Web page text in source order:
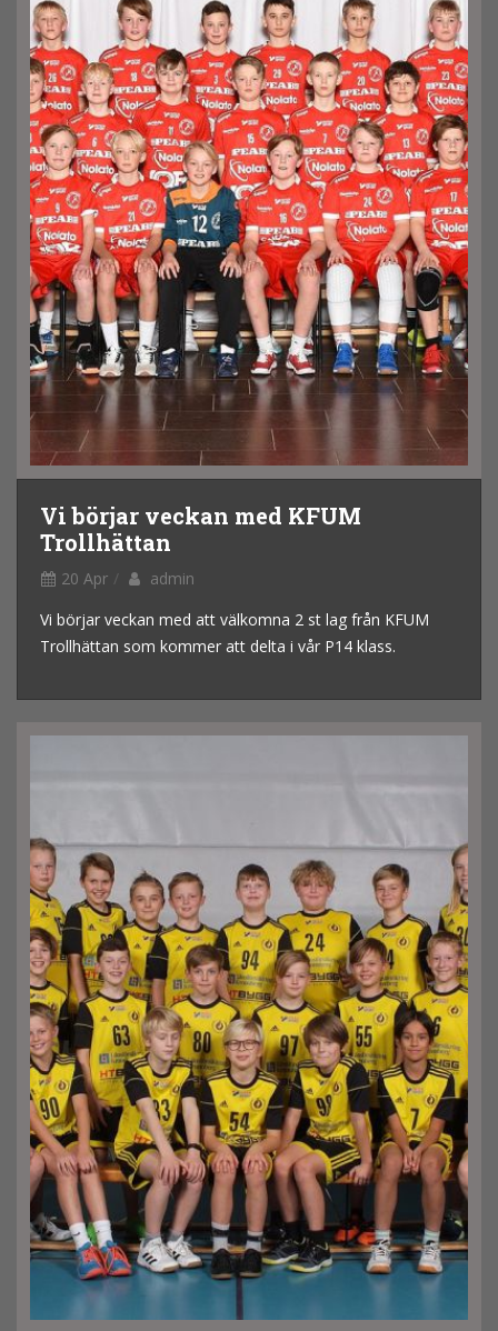
Vi börjar veckan med KFUM
Trollhättan
20 Apr
admin
Vi börjar veckan med att välkomna 2 st lag från KFUM
Trollhättan som kommer att delta i vår P14 klass.